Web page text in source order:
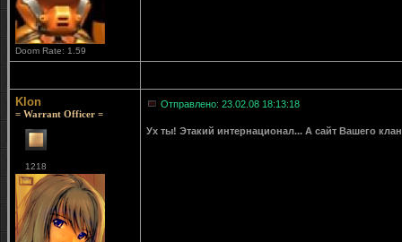
Doom Rate: 1.59
Klon
= Warrant Officer =
1218
Отправлено: 23.02.08 18:13:18
Ух ты! Этакий интернационал... А сайт Вашего